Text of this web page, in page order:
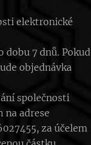
elektronické
dobu 7 dnů. Pokud
objednávka
společnosti
na adrese
za účelem